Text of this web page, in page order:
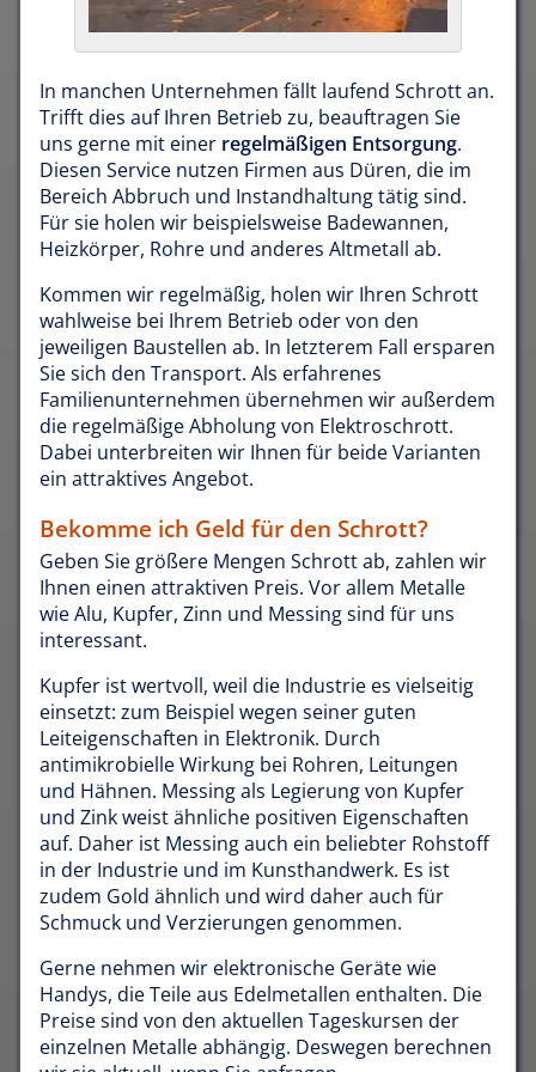
In manchen Unternehmen fällt laufend Schrott an.
Trifft dies auf Ihren Betrieb zu, beauftragen Sie
uns gerne mit einer regelmäßigen Entsorgung.
Diesen Service nutzen Firmen aus Düren, die im
Bereich Abbruch und Instandhaltung tätig sind.
Für sie holen wir beispielsweise Badewannen,
Heizkörper, Rohre und anderes Altmetall ab.
Kommen wir regelmäßig, holen wir Ihren Schrott
wahlweise bei Ihrem Betrieb oder von den
jeweiligen Baustellen ab. In letzterem Fall ersparen
Sie sich den Transport. Als erfahrenes
Familienunternehmen übernehmen wir außerdem
die regelmäßige Abholung von Elektroschrott.
Dabei unterbreiten wir Ihnen für beide Varianten
ein attraktives Angebot.
Bekomme ich Geld für den Schrott?
Geben Sie größere Mengen Schrott ab, zahlen wir
Ihnen einen attraktiven Preis. Vor allem Metalle
wie Alu, Kupfer, Zinn und Messing sind für uns
interessant.
Kupfer ist wertvoll, weil die Industrie es vielseitig
einsetzt: zum Beispiel wegen seiner guten
Leiteigenschaften in Elektronik. Durch
antimikrobielle Wirkung bei Rohren, Leitungen
und Hähnen. Messing als Legierung von Kupfer
und Zink weist ähnliche positiven Eigenschaften
auf. Daher ist Messing auch ein beliebter Rohstoff
in der Industrie und im Kunsthandwerk. Es ist
zudem Gold ähnlich und wird daher auch für
Schmuck und Verzierungen genommen.
Gerne nehmen wir elektronische Geräte wie
Handys, die Teile aus Edelmetallen enthalten. Die
Preise sind von den aktuellen Tageskursen der
einzelnen Metalle abhängig. Deswegen berechnen